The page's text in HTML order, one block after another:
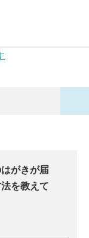
がきが届
を教えて